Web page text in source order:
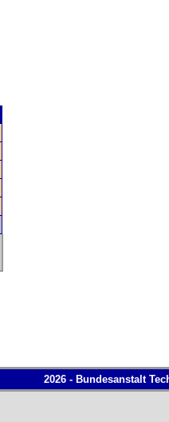
2026 - Bundesanstalt